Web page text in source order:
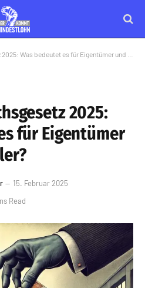
Was bedeutet es für Eigentümer und Steuerzahler?
2025:
für Eigentümer
15. Februar 2025
Read